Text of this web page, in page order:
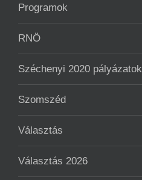
Programok
RNÖ
Széchenyi 2020 pályázatok
Szomszéd
Választás
Választás 2026